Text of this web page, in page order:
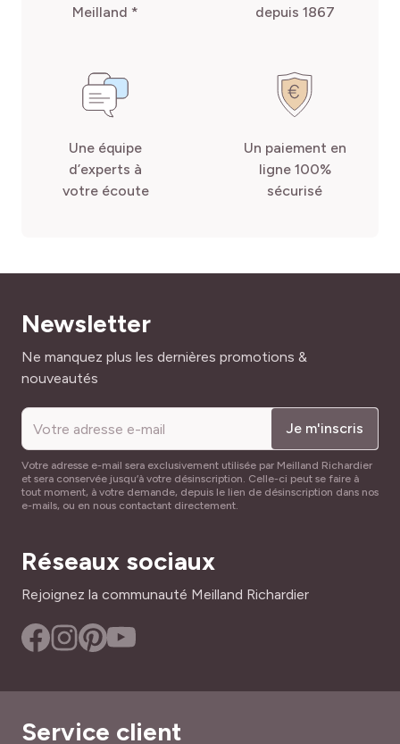
Meilland *
depuis 1867
Une équipe
d’experts à
votre écoute
Un paiement en
ligne 100%
sécurisé
Newsletter
Adresse mail
Ne manquez plus les dernières promotions &
nouveautés
Je m'inscris
Votre adresse e-mail sera exclusivement utilisée par Meilland Richardier
et sera conservée jusqu’à votre désinscription. Celle-ci peut se faire à
tout moment, à votre demande, depuis le lien de désinscription dans nos
e-mails, ou en nous contactant directement.
Réseaux sociaux
Rejoignez la communauté Meilland Richardier
Service client